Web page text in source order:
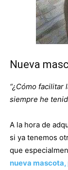
Nueva
“¿Cómo
siempre he
A la hora de
si ya tenemos
que
nueva